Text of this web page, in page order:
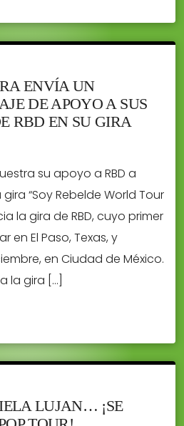
ENVÍA UN
DE APOYO A SUS
RBD EN SU GIRA
su apoyo a RBD a
“Soy Rebelde World Tour
la gira de RBD, cuyo primer
en El Paso, Texas, y
en Ciudad de México.
la gira […]
LUJAN… ¡SE